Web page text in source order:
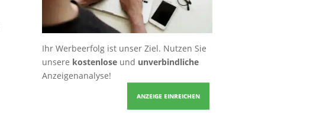
Ihr Werbeerfolg ist unser Ziel. Nutzen Sie
unsere kostenloseund unverbindliche
Anzeigenanalyse!
ANZEIGE EINREICHEN